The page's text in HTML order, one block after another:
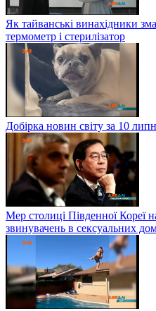
Як тайванські винахідники
термометр і стерилізатор
Добірка новин світу за 10
Мер столиці Південної Кореї
звинувачень в сексуальних